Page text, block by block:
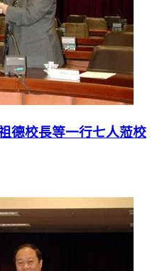
德校長等一行七人蒞校